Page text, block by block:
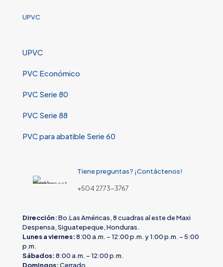
UPVC
UPVC
PVC Económico
PVC Serie 80
PVC Serie 88
PVC para abatible Serie 60
Tiene preguntas? ¡Contáctenos!
+504 2773-3767
Dirección:Bo.Las Américas, 8 cuadras al este de Maxi
Despensa, Siguatepeque, Honduras.
Lunes a viernes:8:00 a.m. – 12:00 p.m. y 1:00 p.m. – 5:00
p.m.
Sábados:8:00 a.m. – 12:00 p.m.
Domingos:Cerrado